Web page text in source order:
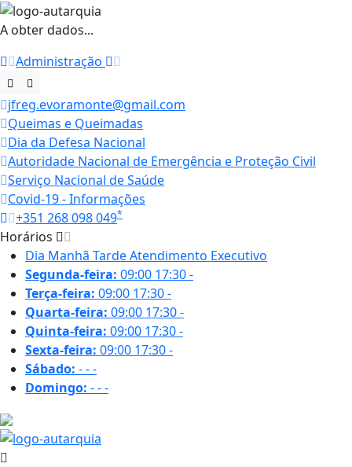
A obter dados...
Administração
jfreg.evoramonte@gmail.com
Queimas e Queimadas
Dia da Defesa Nacional
Autoridade Nacional de Emergência e Proteção Civil
Serviço Nacional de Saúde
Covid-19 - Informações
+351 268 098 049*
Horários
Dia Manhã TardeAtendimento Executivo
Segunda-feira: 09:00 17:30-
Terça-feira: 09:00 17:30-
Quarta-feira: 09:00 17:30-
Quinta-feira: 09:00 17:30-
Sexta-feira: 09:00 17:30-
Sábado: ---
Domingo: ---